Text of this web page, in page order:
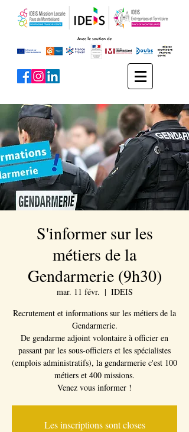
S'informer sur les
métiers de la
Gendarmerie (9h30)
mar. 11 févr.
  |
IDEIS
Recrutement et informations sur les métiers de la
Gendarmerie.
De gendarme adjoint volontaire à officier en
passant par les sous-officiers et les spécialistes
(emplois administratifs), la gendarmerie c'est 100
métiers et 400 missions.
Venez vous informer !
Les inscriptions sont closes